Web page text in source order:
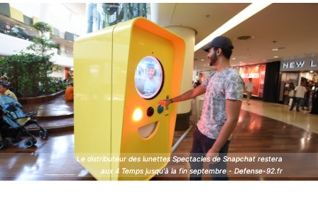
Le distributeur des lunettes Spectacles de Snapchat restera
aux 4 Temps jusqu'à la fin septembre - Defense-92.fr
Le distributeur des lunettes Spectacles de Snapchat restera
aux 4 Temps jusqu'à la fin septembre - Defense-92.fr